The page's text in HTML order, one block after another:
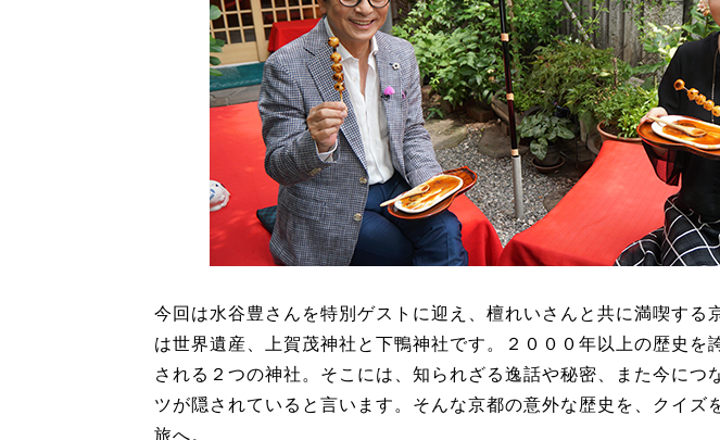
今回は水谷豊さんを特別ゲストに迎え、檀れいさんと共に満喫する
は世界遺産、上賀茂神社と下鴨神社です。２０００年以上の歴史を
される２つの神社。そこには、知られざる逸話や秘密、また今につ
ツが隠されていると言います。そんな京都の意外な歴史を、クイズ
旅へ。